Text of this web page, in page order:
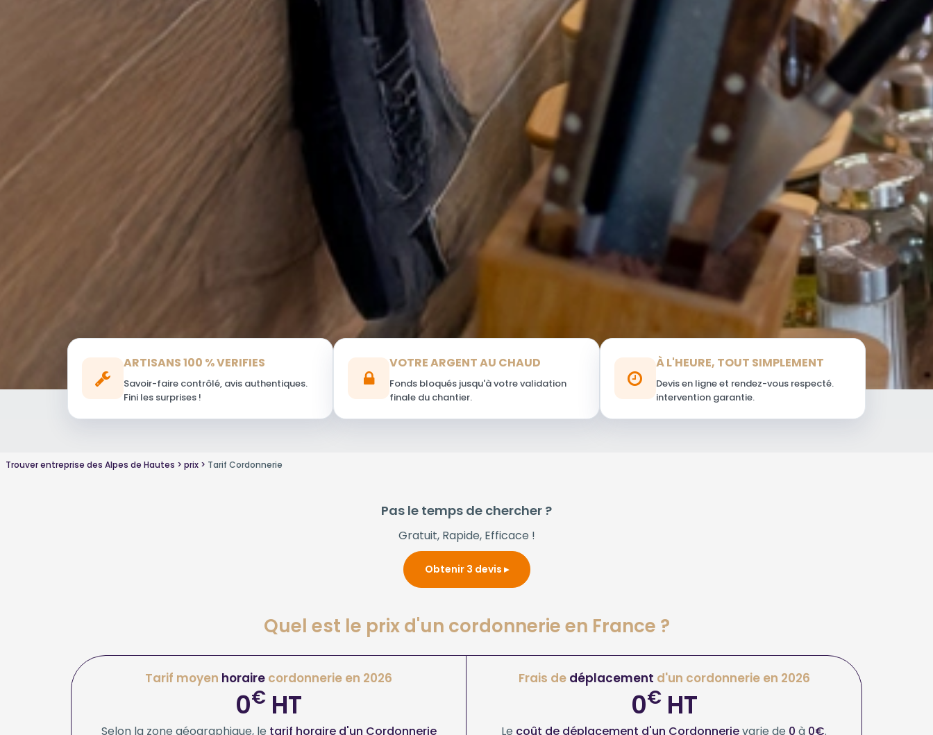
ARTISANS 100 % VERIFIES
Savoir-faire contrôlé, avis authentiques.
Fini les surprises !
VOTRE ARGENT AU CHAUD
Fonds bloqués jusqu'à votre validation
finale du chantier.
À L'HEURE, TOUT SIMPLEMENT
Devis en ligne et rendez-vous respecté.
intervention garantie.
Trouver entreprise des Alpes de Hautes prix Tarif Cordonnerie
Pas le temps de chercher ?
Gratuit, Rapide, Efficace !
Obtenir 3 devis
Quel est le prix d'un cordonnerie en France ?
Tarif moyen horaire cordonnerie en 2026
0€ HT
Selon la zone géographique, le tarif horaire d'un Cordonnerie
Frais de déplacement d'un cordonnerie en 2026
0€HT
Le coût de déplacement d'un Cordonnerievarie de 0 à 0€.